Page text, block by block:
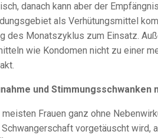
danach kann aber der
als Verhütungsmittel
des Monatszyklus zum Einsatz.
wie Kondomen nicht zu einer
und Stimmungsschwanken
Frauen ganz ohne
vorgetäuscht wird,